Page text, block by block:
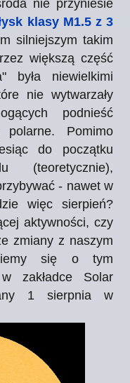
nie przyniesie
klasy M1.5 z 3
silniejszym takim
większą część
była niewielkimi
nie wytwarzały
podnieść
Pomimo
do początku
(teoretycznie),
- nawet w
więc sierpień?
aktywności, czy
zmiany z naszym
się o tym
zakładce Solar
1 sierpnia w